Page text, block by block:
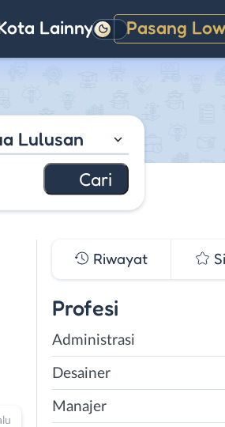
Lainnya Pasang
Gelap
Lulusan
Riwayat
Profesi
Administrasi
Desainer
Manajer